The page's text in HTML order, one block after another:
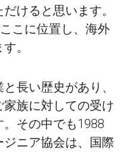
けると思います。
こに位置し、海外
。
長い歴史があり、
族に対しての受け
。その中でも1988
ニア協会は、国際